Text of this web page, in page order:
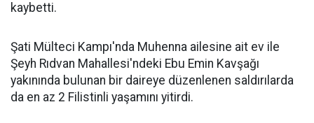
kaybetti.
Şati Mülteci Kampı'nda Muhenna ailesine ait ev ile
Şeyh Rıdvan Mahallesi'ndeki Ebu Emin Kavşağı
yakınında bulunan bir daireye düzenlenen saldırılarda
da en az 2 Filistinli yaşamını yitirdi.